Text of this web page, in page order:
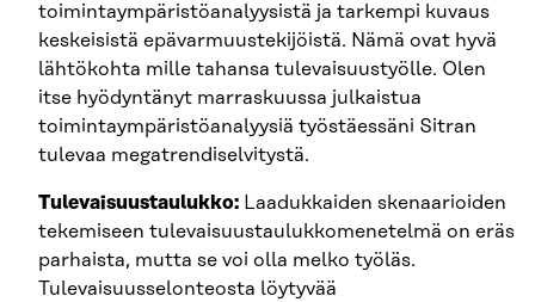
toimintaympäristöanalyysistä ja tarkempi kuvaus
keskeisistä epävarmuustekijöistä. Nämä ovat hyvä
lähtökohta mille tahansa tulevaisuustyölle. Olen
itse hyödyntänyt marraskuussa julkaistua
toimintaympäristöanalyysiä työstäessäni Sitran
tulevaa megatrendiselvitystä.
Tulevaisuustaulukko: Laadukkaiden skenaarioiden
tekemiseen tulevaisuustaulukkomenetelmä on eräs
parhaista, mutta se voi olla melko työläs.
Tulevaisuusselonteosta löytyvää